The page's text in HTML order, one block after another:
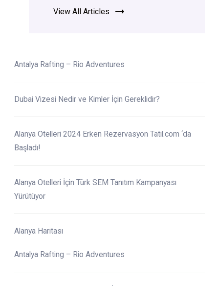
View All Articles
Antalya Rafting – Rio Adventures
Dubai Vizesi Nedir ve Kimler İçin Gereklidir?
Alanya Otelleri 2024 Erken Rezervasyon Tatil.com ‘da
Başladı!
Alanya Otelleri İçin Türk SEM Tanıtım Kampanyası
Yürütüyor
Alanya Haritası
Antalya Rafting – Rio Adventures